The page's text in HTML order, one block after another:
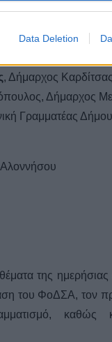
Data Deletion
σώμα ως εξής:
Λαρισαίων
, Δήμαρχος Καρδίτσας
Δήμαρχος
Γραμματέας
της ημερήσιας
του ΦοΔΣΑ, τον
καθώς